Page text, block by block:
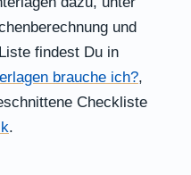
und
findest Du in
brauche ich?,
Checkliste
.